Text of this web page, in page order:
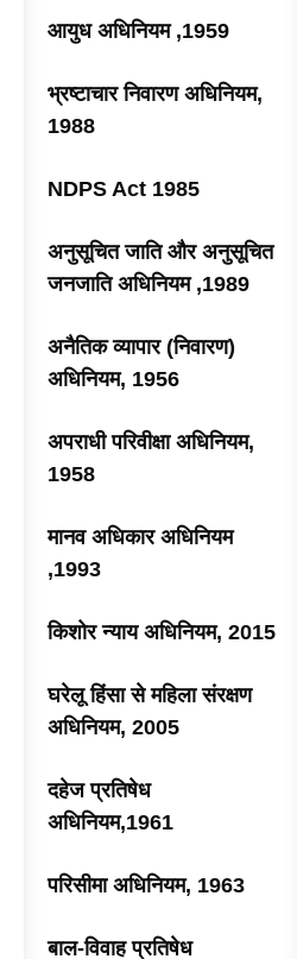
आयुध अधिनियम ,1959
भ्रष्टाचार निवारण अधिनियम,
1988
NDPS Act 1985
अनुसूचित जाति और अनुसूचित
जनजाति अधिनियम ,1989
अनैतिक व्यापार (निवारण)
अधिनियम, 1956
अपराधी परिवीक्षा अधिनियम,
1958
मानव अधिकार अधिनियम
,1993
किशोर न्याय अधिनियम, 2015
घरेलू हिंसा से महिला संरक्षण
अधिनियम, 2005
दहेज प्रतिषेध
अधिनियम,1961
परिसीमा अधिनियम, 1963
बाल-विवाह प्रतिषेध